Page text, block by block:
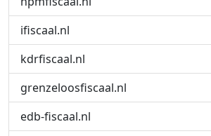
ifiscaal.nl
kdrfiscaal.nl
grenzeloosfiscaal.nl
edb-fiscaal.nl